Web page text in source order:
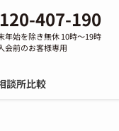
407-190
年始を除き無休 10時～19時
会前のお客様専用
談所比較